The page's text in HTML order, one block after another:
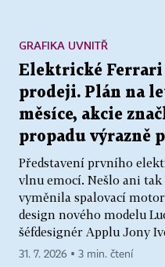
Elektrické Ferrari
prodeji. Plán na
měsíce, akcie
propadu výrazně
Představení prvního
vlnu emocí. Nešlo ani tak
vyměnila spalovací
design nového modelu
šéfdesignér Applu Jony
GRAFIKA UVNITŘ
31. 7. 2026 ▪ 3 min. čtení